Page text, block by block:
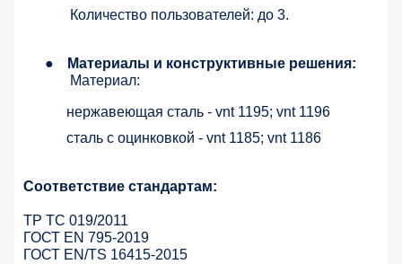
Количество пользователей: до 3.
●
Материалы и конструктивные решения:
Материал:
нержавеющая сталь - vnt 1195; vnt 1196
сталь с оцинковкой - vnt 1185; vnt 1186
Соответствие стандартам:
ТР ТС 019/2011
ГОСТ EN 795-2019
ГОСТ EN/TS 16415-2015